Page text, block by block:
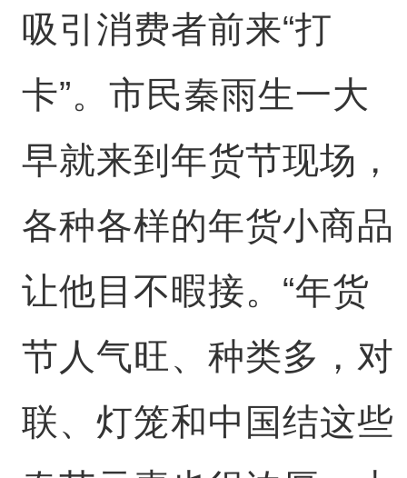
吸引消费者前来“打
卡”。市民秦雨生一大
早就来到年货节现场，
各种各样的年货小商品
让他目不暇接。“年货
节人气旺、种类多，对
联、灯笼和中国结这些